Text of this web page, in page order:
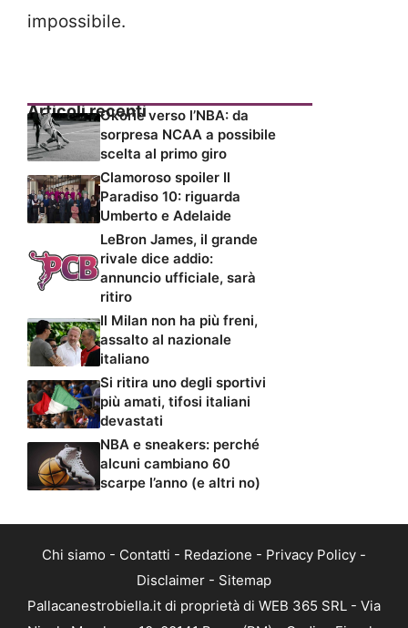
impossibile.
Articoli recentiOkorie verso l’NBA: da
sorpresa NCAA a possibile
scelta al primo giro
Clamoroso spoiler Il
Paradiso 10: riguarda
Umberto e Adelaide
LeBron James, il grande
rivale dice addio:
annuncio ufficiale, sarà
ritiro
Il Milan non ha più freni,
assalto al nazionale
italiano
Si ritira uno degli sportivi
più amati, tifosi italiani
devastati
NBA e sneakers: perché
alcuni cambiano 60
scarpe l’anno (e altri no)
Chi siamo - Contatti - Redazione - Privacy Policy -
Disclaimer - Sitemap
Pallacanestrobiella.it di proprietà di WEB 365 SRL - Via